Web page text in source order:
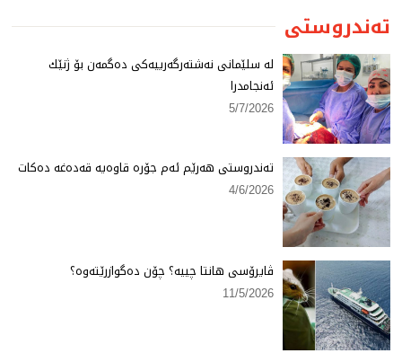
تەندروستی
لە سلێمانی نەشتەرگەرییەكی دەگمەن بۆ ژنێك
ئەنجامدرا
5/7/2026
تەندروستی هەرێم ئەم جۆرە قاوەیە قەدەغە دەكات
4/6/2026
ڤایرۆسی هانتا چییە؟ چۆن دەگوازرێتەوە؟
11/5/2026